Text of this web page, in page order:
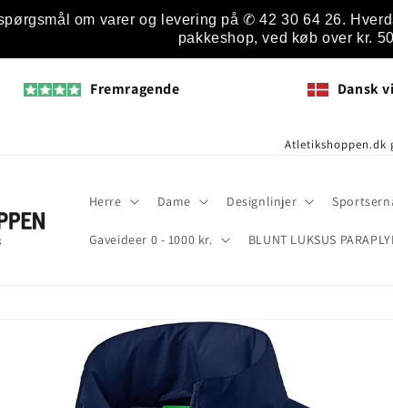
om varer og levering på ✆ 42 30 64 26.
pakkeshop, ved køb over kr.
Fremragende Dansk
Atletikshoppen.dk
Herre Dame Designlinjer
Gaveideer 0 - 1000 kr. BLUNT LUKSUS